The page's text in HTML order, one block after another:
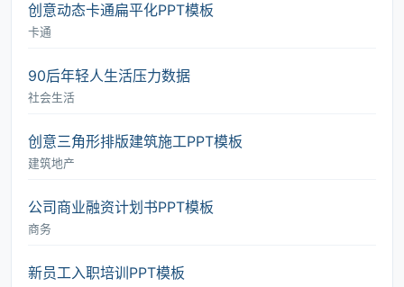
创意动态卡通扁平化PPT模板
卡通
90后年轻人生活压力数据
社会生活
创意三角形排版建筑施工PPT模板
建筑地产
公司商业融资计划书PPT模板
商务
新员工入职培训PPT模板